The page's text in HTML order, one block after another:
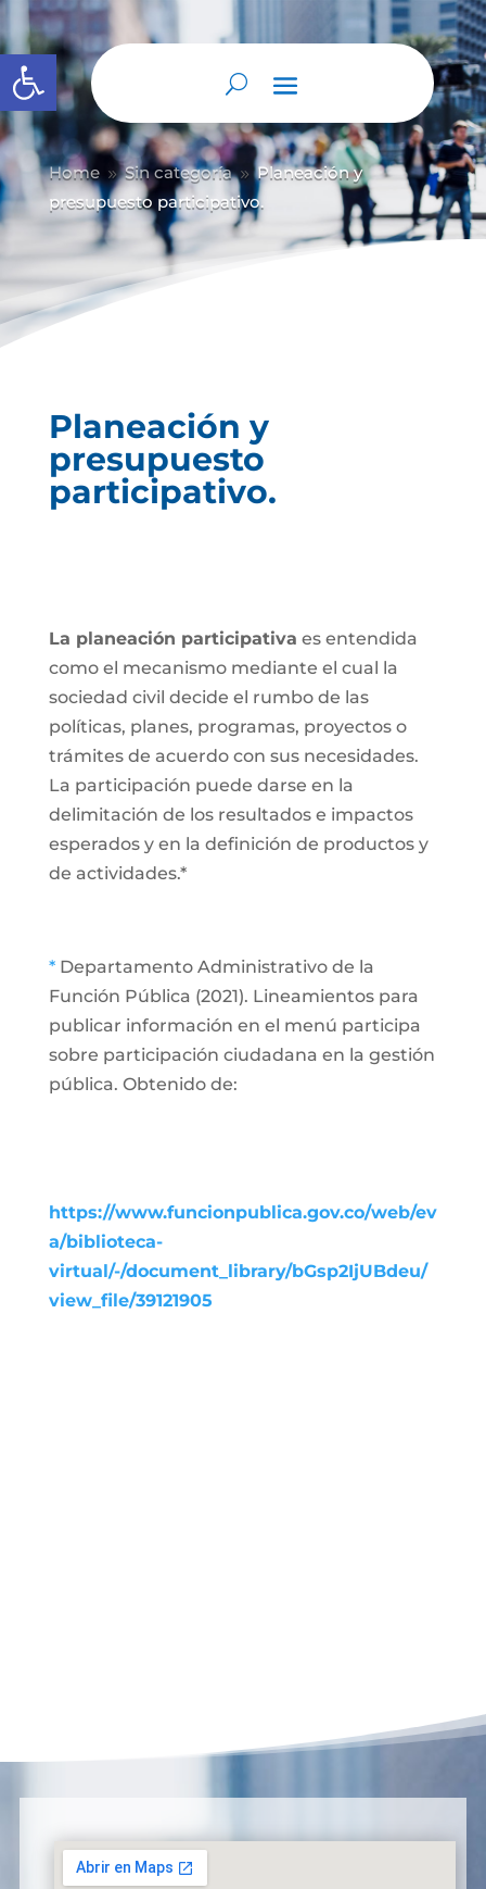
Abrir barra de herramientas
Home 9 Sin categoría 9 Planeación y
presupuesto participativo.
Planeación y
presupuesto
participativo.
La planeación participativa es entendida
como el mecanismo mediante el cual la
sociedad civil decide el rumbo de las
políticas, planes, programas, proyectos o
trámites de acuerdo con sus necesidades.
La participación puede darse en la
delimitación de los resultados e impactos
esperados y en la definición de productos y
de actividades.*
* Departamento Administrativo de la
Función Pública (2021). Lineamientos para
publicar información en el menú participa
sobre participación ciudadana en la gestión
pública. Obtenido de:
https://www.funcionpublica.gov.co/web/ev
a/biblioteca-
virtual/-/document_library/bGsp2IjUBdeu/
view_file/39121905